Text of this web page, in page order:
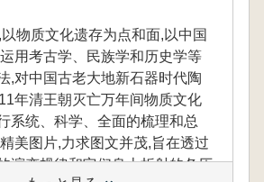
物质文化遗存为点和面,以中国
用考古学、民族学和历史学等
,对中国古老大地新石器时代陶
年清王朝灭亡万年间物质文化
系统、科学、全面的梳理和总
美图片,力求图文并茂,旨在透过
演变规律和它们身上折射的各历